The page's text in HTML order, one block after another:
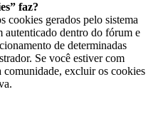
faz?
cookies gerados pelo sistema
autenticado dentro do fórum e
de determinadas
Se você estiver com
comunidade, excluir os cookies